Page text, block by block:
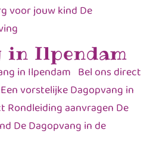
voor jouw kind De
in Ilpendam
in Ilpendam Bel ons direct
vorstelijke Dagopvang in
aanvragen De
De Dagopvang in de